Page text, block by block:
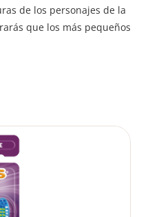
de los personajes de la
que los más pequeños